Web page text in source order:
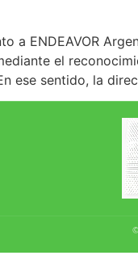
a ENDEAVOR
el
ese sentido, la